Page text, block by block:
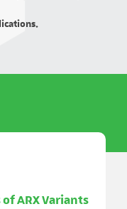
ARX Variants